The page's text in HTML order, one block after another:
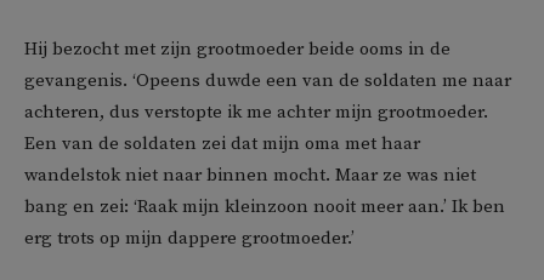
Hij bezocht met zijn grootmoeder beide ooms in de
gevangenis. ‘Opeens duwde een van de soldaten me naar
achteren, dus verstopte ik me achter mijn grootmoeder.
Een van de soldaten zei dat mijn oma met haar
wandelstok niet naar binnen mocht. Maar ze was niet
bang en zei: ‘Raak mijn kleinzoon nooit meer aan.’ Ik ben
erg trots op mijn dappere grootmoeder.’